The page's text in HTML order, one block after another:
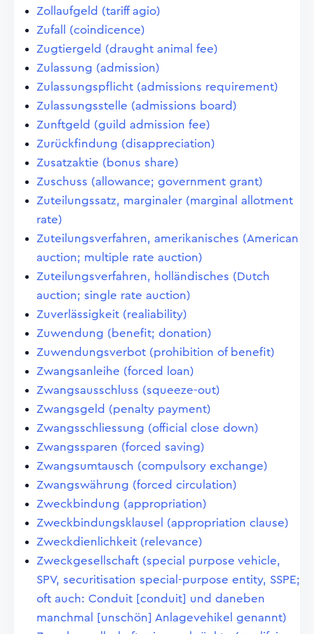
Zollaufgeld (tariff agio)
Zufall (coindicence)
Zugtiergeld (draught animal fee)
Zulassung (admission)
Zulassungspflicht (admissions requirement)
Zulassungsstelle (admissions board)
Zunftgeld (guild admission fee)
Zurückfindung (disappreciation)
Zusatzaktie (bonus share)
Zuschuss (allowance; government grant)
Zuteilungssatz, marginaler (marginal allotment
rate)
Zuteilungsverfahren, amerikanisches (American
auction; multiple rate auction)
Zuteilungsverfahren, holländisches (Dutch
auction; single rate auction)
Zuverlässigkeit (realiability)
Zuwendung (benefit; donation)
Zuwendungsverbot (prohibition of benefit)
Zwangsanleihe (forced loan)
Zwangsausschluss (squeeze-out)
Zwangsgeld (penalty payment)
Zwangsschliessung (official close down)
Zwangssparen (forced saving)
Zwangsumtausch (compulsory exchange)
Zwangswährung (forced circulation)
Zweckbindung (appropriation)
Zweckbindungsklausel (appropriation clause)
Zweckdienlichkeit (relevance)
Zweckgesellschaft (special purpose vehicle,
SPV, securitisation special-purpose entity, SSPE;
oft auch: Conduit [conduit] und daneben
manchmal [unschön] Anlagevehikel genannt)